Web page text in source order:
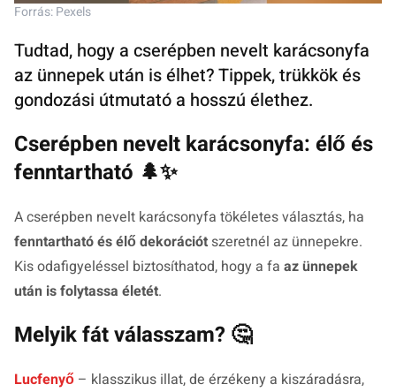
Forrás: Pexels
Tudtad, hogy a cserépben nevelt karácsonyfa
az ünnepek után is élhet? Tippek, trükkök és
gondozási útmutató a hosszú élethez.
Cserépben nevelt karácsonyfa: élő és
fenntartható 🌲✨
A cserépben nevelt karácsonyfa tökéletes választás, ha
fenntartható és élő dekorációt szeretnél az ünnepekre.
Kis odafigyeléssel biztosíthatod, hogy a fa az ünnepek
után is folytassa életét.
Melyik fát válasszam? 🤔
Lucfenyő – klasszikus illat, de érzékeny a kiszáradásra,